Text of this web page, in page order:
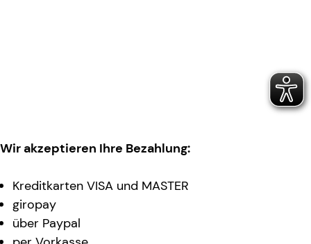
Wir akzeptieren Ihre Bezahlung:
Kreditkarten VISA und MASTER
giropay
über Paypal